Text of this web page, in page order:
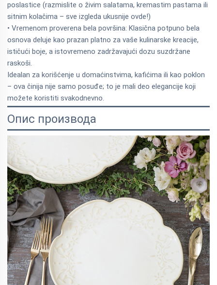
poslastice (razmislite o živim salatama, kremastim pastama ili
sitnim kolačima – sve izgleda ukusnije ovde!)
• Vremenom proverena bela površina: Klasična potpuno bela
osnova deluje kao prazan platno za vaše kulinarske kreacije,
ističući boje, a istovremeno zadržavajući dozu suzdržane
raskoši.
Idealan za korišćenje u domaćinstvima, kafićima ili kao poklon
– ova činija nije samo posuđe; to je mali deo elegancije koji
možete koristiti svakodnevno.
Опис производа